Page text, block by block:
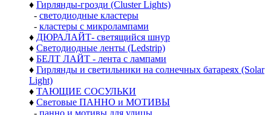
♦ Гирлянды-грозди (Cluster Lights)
- светодиодные кластеры
- кластеры с микролампами
♦ ДЮРАЛАЙТ- светящийся шнур
♦ Светодиодные ленты (Ledstrip)
♦ БЕЛТ ЛАЙТ - лента с лампами
♦ Гирлянды и светильники на солнечных батареях (Solar
Light)
♦ ТАЮЩИЕ СОСУЛЬКИ
♦ Световые ПАННО и МОТИВЫ
- панно и мотивы для улицы